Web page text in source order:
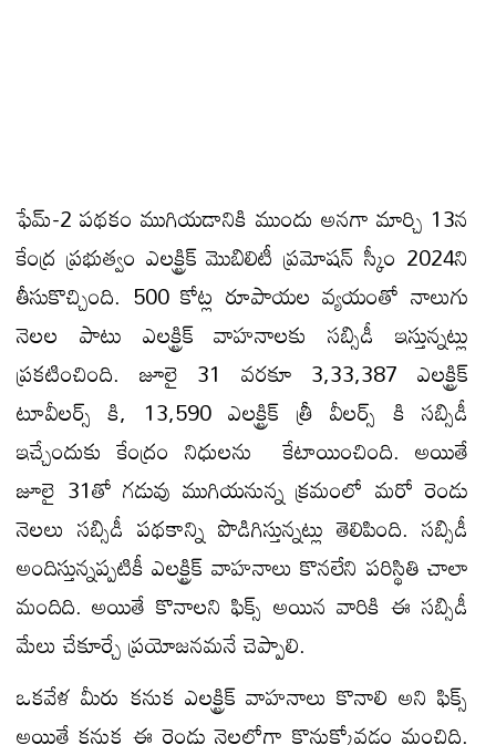
ఫేమ్-2 పథకం ముగియడానికి ముందు అనగా మార్చి 13న
కేంద్ర ప్రభుత్వం ఎలక్ట్రిక్ మొబిలిటీ ప్రమోషన్ స్కీం 2024ని
తీసుకొచ్చింది. 500 కోట్ల రూపాయల వ్యయంతో నాలుగు
నెలల పాటు ఎలక్ట్రిక్ వాహనాలకు సబ్సిడీ ఇస్తున్నట్లు
ప్రకటించింది. జూలై 31 వరకూ 3,33,387 ఎలక్ట్రిక్
టూవీలర్స్ కి, 13,590 ఎలక్ట్రిక్ త్రీ వీలర్స్ కి సబ్సిడీ
ఇచ్చేందుకు కేంద్రం నిధులను కేటాయించింది. అయితే
జూలై 31తో గడువు ముగియనున్న క్రమంలో మరో రెండు
నెలలు సబ్సిడీ పథకాన్ని పొడిగిస్తున్నట్లు తెలిపింది. సబ్సిడీ
అందిస్తున్నప్పటికీ ఎలక్ట్రిక్ వాహనాలు కొనలేని పరిస్థితి చాలా
మందిది. అయితే కొనాలని ఫిక్స్ అయిన వారికి ఈ సబ్సిడీ
మేలు చేకూర్చే ప్రయోజనమనే చెప్పాలి.
ఒకవేళ మీరు కనుక ఎలక్ట్రిక్ వాహనాలు కొనాలి అని ఫిక్స్
అయితే కనుక ఈ రెండు నెలల్లోగా కొనుక్కోవడం మంచిది.